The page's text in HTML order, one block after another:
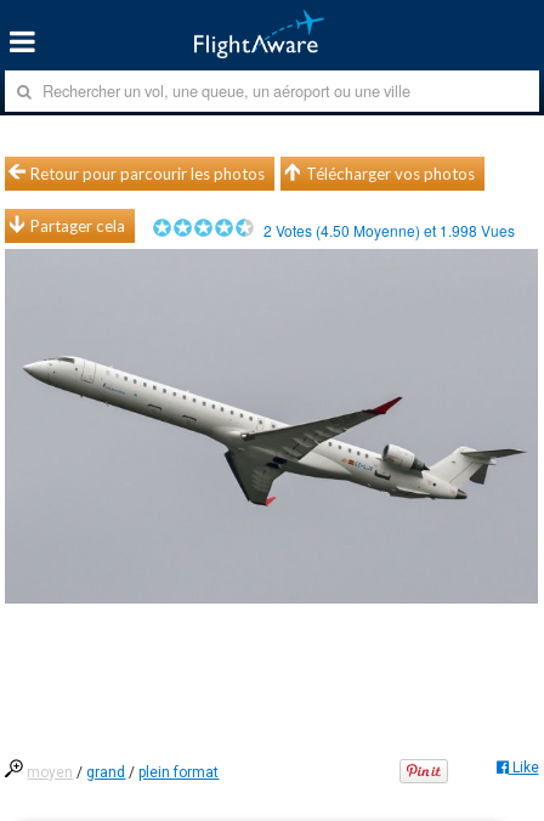
Retour pour parcourir les photos Télécharger vos photos
Partager cela 2 Votes (4.50 Moyenne) et 1.998 Vues
moyen /grand /plein format Like